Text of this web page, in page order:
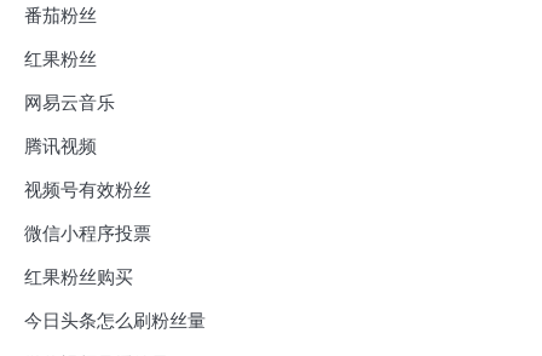
番茄粉丝
红果粉丝
网易云音乐
腾讯视频
视频号有效粉丝
微信小程序投票
红果粉丝购买
今日头条怎么刷粉丝量